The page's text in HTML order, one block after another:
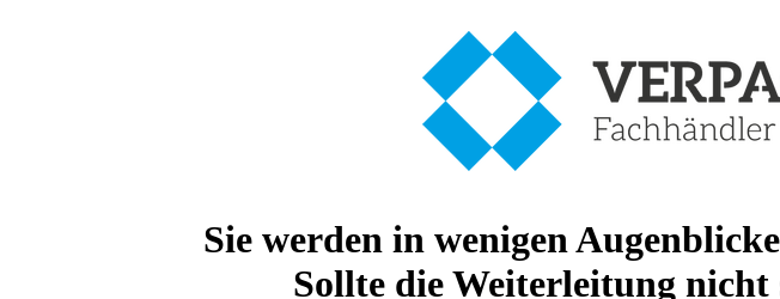
Sie werden in wenigen
Sollte die Weiterleitung